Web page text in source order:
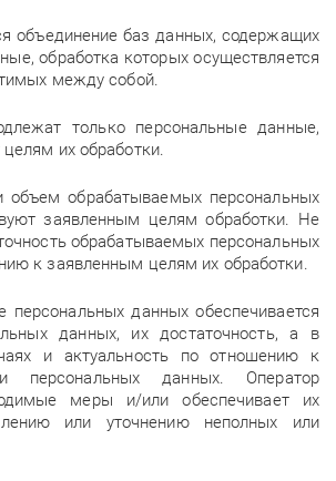
объединение баз данных, содержащих
обработка которых осуществляется
между собой.
только персональные данные,
их обработки.
объем обрабатываемых персональных
заявленным целям обработки. Не
обрабатываемых персональных
к заявленным целям их обработки.
персональных данных обеспечивается
данных, их достаточность, а в
и актуальность по отношению к
персональных данных. Оператор
меры и/или обеспечивает их
или уточнению неполных или